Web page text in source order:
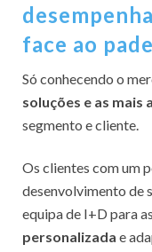
face ao
Só conhecendo o
soluções e as mais
segmento e cliente.
Os clientes com um
desenvolvimento de
equipa de I+D para
personalizada e